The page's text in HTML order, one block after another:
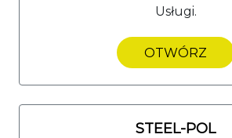
Usługi.
OTWÓRZ
STEEL-POL